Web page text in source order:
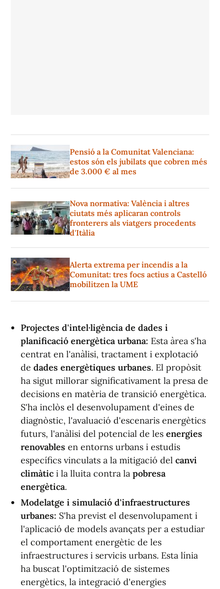
Pensió a la Comunitat Valenciana:
estos són els jubilats que cobren més
de 3.000 € al mes
Nova normativa: València i altres
ciutats més aplicaran controls
fronterers als viatgers procedents
d'Itàlia
Alerta extrema per incendis a la
Comunitat: tres focs actius a Castelló
mobilitzen la UME
Projectes d'intel·ligència de dades i
planificació energètica urbana: Esta àrea s'ha
centrat en l'anàlisi, tractament i explotació
de dades energètiques urbanes. El propòsit
ha sigut millorar significativament la presa de
decisions en matèria de transició energètica.
S'ha inclòs el desenvolupament d'eines de
diagnòstic, l'avaluació d'escenaris energètics
futurs, l'anàlisi del potencial de les energies
renovables en entorns urbans i estudis
específics vinculats a la mitigació del canvi
climàtic i la lluita contra la pobresa
energètica.
Modelatge i simulació d'infraestructures
urbanes: S'ha previst el desenvolupament i
l'aplicació de models avançats per a estudiar
el comportament energètic de les
infraestructures i servicis urbans. Esta línia
ha buscat l'optimització de sistemes
energètics, la integració d'energies